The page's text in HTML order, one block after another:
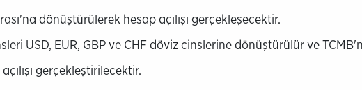
dönüştürülerek hesap açılışı gerçekleşecektir.
USD, EUR, GBP ve CHF döviz cinslerine dönüştürülür ve
gerçekleştirilecektir.